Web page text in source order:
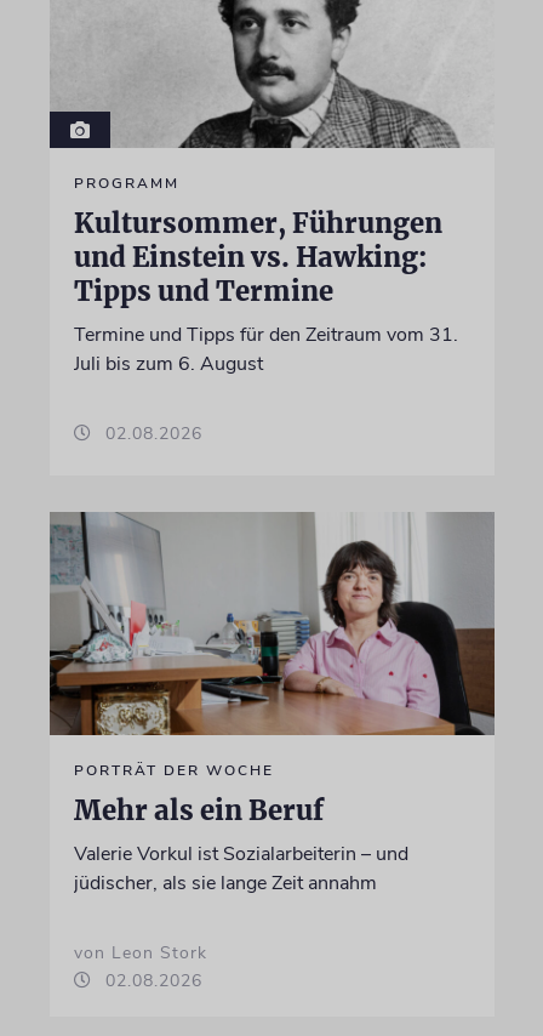
PROGRAMM
Kultursommer, Führungen
und Einstein vs. Hawking:
Tipps und Termine
Termine und Tipps für den Zeitraum vom 31.
Juli bis zum 6. August
02.08.2026
PORTRÄT DER WOCHE
Mehr als ein Beruf
Valerie Vorkul ist Sozialarbeiterin – und
jüdischer, als sie lange Zeit annahm
von Leon Stork
02.08.2026